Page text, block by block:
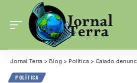
Jornal Terra > Blog > Política > Caiado denuncia abandono do
POLÍTICA